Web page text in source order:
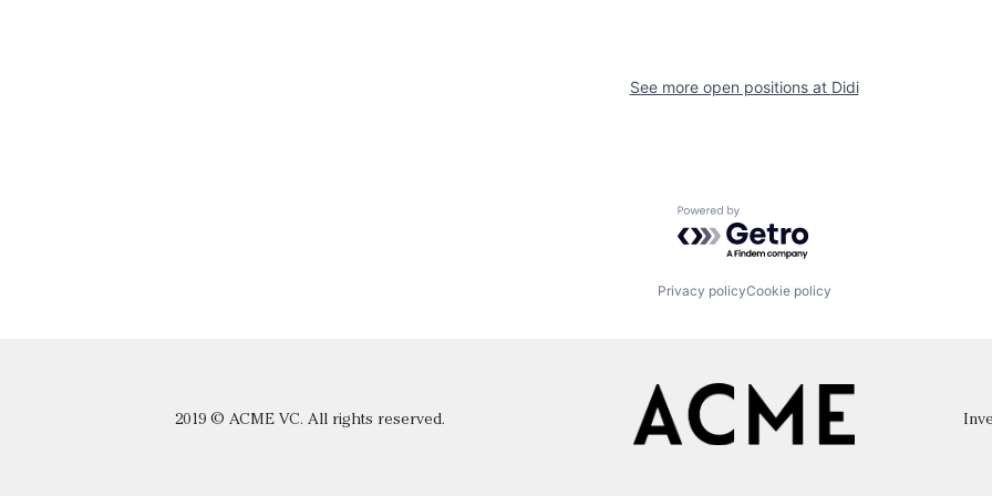
See more open positions at Didi
Powered by Getro.com
Privacy policyCookie policy
2019 © ACME VC. All rights reserved.